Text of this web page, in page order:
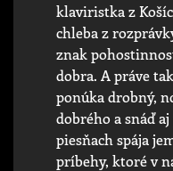
klaviristka z
chleba z
znak
dobra. A práve
ponúka drobný,
dobrého a snáď
piesňach spája
príbehy, ktoré v